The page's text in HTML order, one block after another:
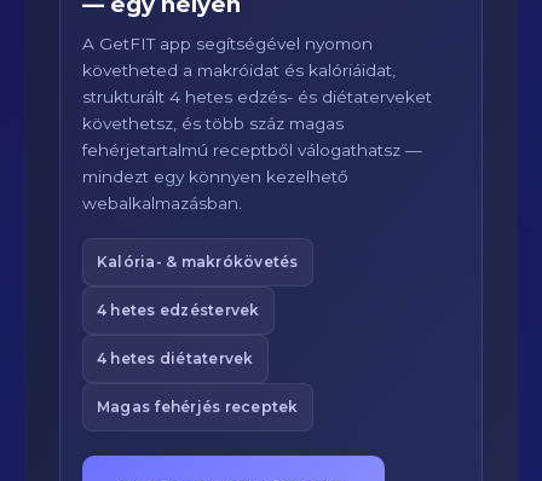
A GetFIT app segítségével nyomon
követheted a makróidat és kalóriáidat,
strukturált 4 hetes edzés- és diétaterveket
követhetsz, és több száz magas
fehérjetartalmú receptből válogathatsz —
mindezt egy könnyen kezelhető
webalkalmazásban.
Kalória- & makrókövetés
4 hetes edzéstervek
4 hetes diétatervek
Magas fehérjés receptek